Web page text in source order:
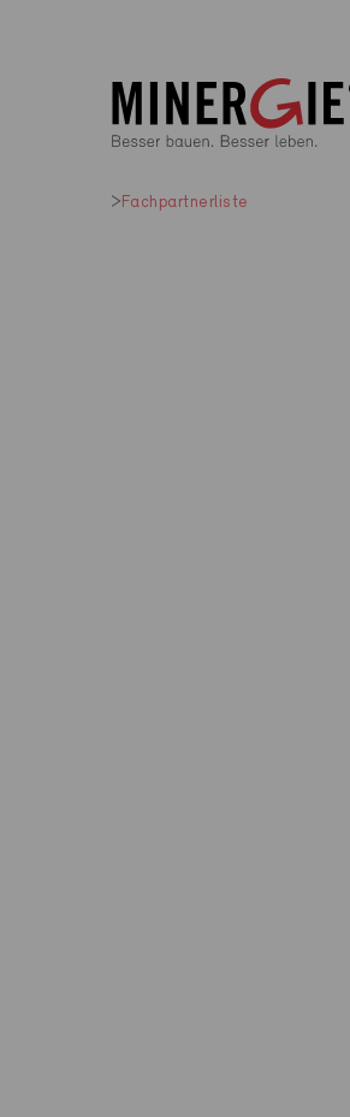
Fachpartnerliste